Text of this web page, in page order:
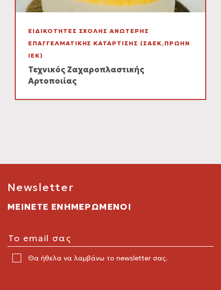
ΕΙΔΙΚΟΤΗΤΕΣ ΣΧΟΛΗΣ ΑΝΩΤΕΡΗΣ
ΕΠΑΓΓΕΛΜΑΤΙΚΗΣ ΚΑΤΑΡΤΙΣΗΣ (ΣΑΕΚ,ΠΡΩΗΝ
ΙΕΚ)
Τεχνικός Ζαχαροπλαστικής
Αρτοποιίας
Newsletter
ΜΕΙΝΕΤΕ ΕΝΗΜΕΡΩΜΕΝΟΙ
Θα ήθελα να λαμβάνω το newsletter σας.